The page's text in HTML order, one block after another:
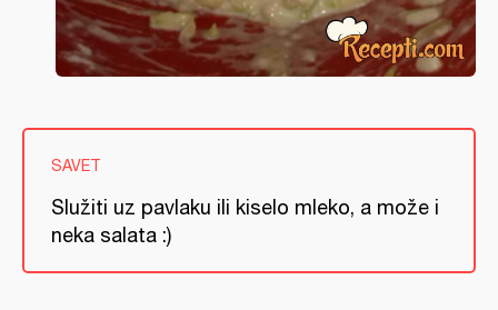
SAVET
Služiti uz pavlaku ili kiselo mleko, a može i
neka salata :)